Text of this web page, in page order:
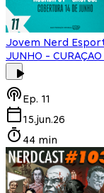
Jovem Nerd
JUNHO - CURAÇAO
Ep. 11
15.jun.26
44 min